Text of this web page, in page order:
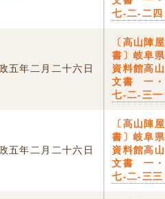
七-二-二四
五年二月二十六日
〔高山陣
書〕岐阜
資料館高
文書 一
七-二-三一
五年二月二十六日
〔高山陣
書〕岐阜
資料館高
文書 一
七-二-三三